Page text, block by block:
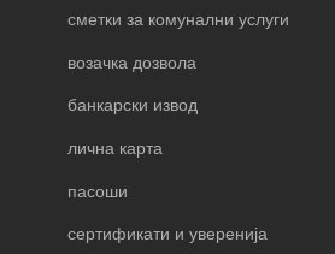
сметки за комунални услуги
возачка дозвола
банкарски извод
лична карта
пасоши
сертификати и уверенија